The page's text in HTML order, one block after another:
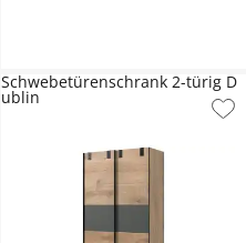
Schwebetürenschrank 2-türig D
ublin